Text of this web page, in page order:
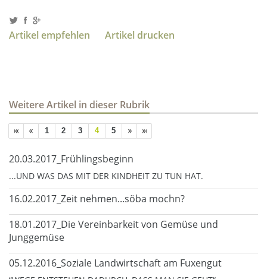
Artikel empfehlen Artikel drucken
Weitere Artikel in dieser Rubrik
1 2 3 4 5
20.03.2017_Frühlingsbeginn
...UND WAS DAS MIT DER KINDHEIT ZU TUN HAT.
16.02.2017_Zeit nehmen...söba mochn?
18.01.2017_Die Vereinbarkeit von Gemüse und
Junggemüse
05.12.2016_Soziale Landwirtschaft am Fuxengut